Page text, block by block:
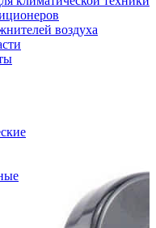
воздуха